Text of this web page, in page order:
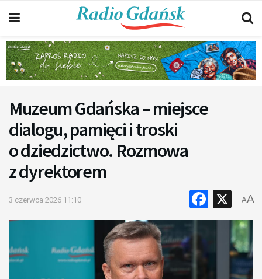
Muzeum Gdańska – miejsce
dialogu, pamięci i troski
o dziedzictwo. Rozmowa
z dyrektorem
3 czerwca 2026 11:10 X
AA